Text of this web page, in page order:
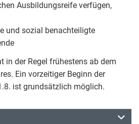
Ausbildungsreife verfügen,
und sozial benachteiligte
in der Regel frühestens ab dem
Ein vorzeitiger Beginn der
ist grundsätzlich möglich.